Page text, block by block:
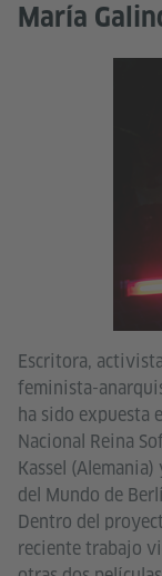
María
Escritora,
feminista-
ha sido expuesta
Nacional Reina
Kassel (Alemania)
del Mundo de
Dentro del
reciente trabajo